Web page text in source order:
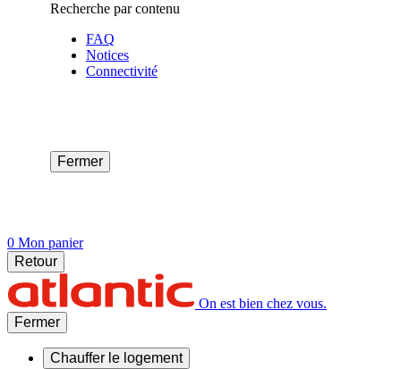
Recherche par contenu
FAQ
Notices
Connectivité
Fermer
0 Mon panier
Retour
On est bien chez vous.
Fermer
Chauffer le logement